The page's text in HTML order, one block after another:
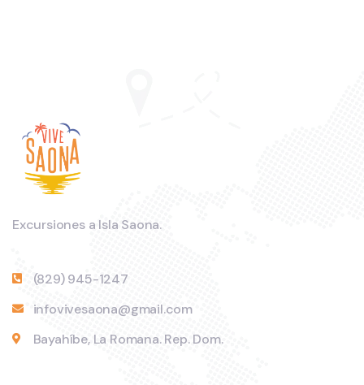
Excursiones a Isla Saona.
(829) 945-1247
infovivesaona@gmail.com
Bayahíbe, La Romana. Rep. Dom.